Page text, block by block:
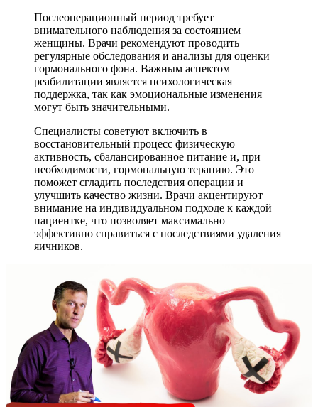
Послеоперационный период требует
внимательного наблюдения за состоянием
женщины. Врачи рекомендуют проводить
регулярные обследования и анализы для оценки
гормонального фона. Важным аспектом
реабилитации является психологическая
поддержка, так как эмоциональные изменения
могут быть значительными.
Специалисты советуют включить в
восстановительный процесс физическую
активность, сбалансированное питание и, при
необходимости, гормональную терапию. Это
поможет сгладить последствия операции и
улучшить качество жизни. Врачи акцентируют
внимание на индивидуальном подходе к каждой
пациентке, что позволяет максимально
эффективно справиться с последствиями удаления
яичников.